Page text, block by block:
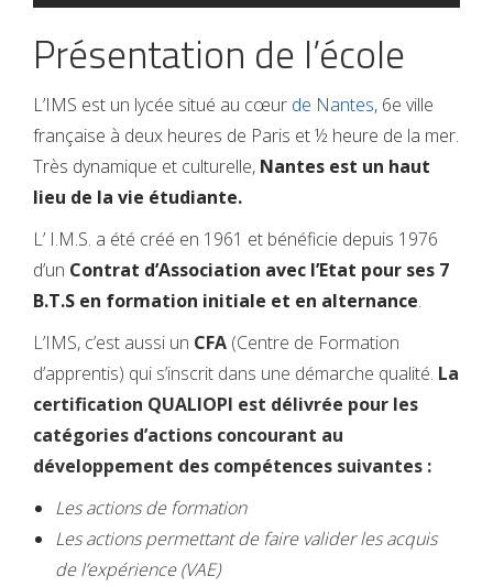
Présentation de l’école
L’IMS est un lycée situé au cœur de Nantes, 6e ville
française à deux heures de Paris et ½ heure de la mer.
Très dynamique et culturelle, Nantes est un haut
lieu de la vie étudiante.
L’ I.M.S. a été créé en 1961 et bénéficie depuis 1976
d’un Contrat d’Association avec l’Etat pour ses 7
B.T.S en formation initiale et en alternance.
L’IMS, c’est aussi un CFA (Centre de Formation
d’apprentis) qui s’inscrit dans une démarche qualité. La
certification QUALIOPI est délivrée pour les
catégories d’actions concourant au
développement des compétences suivantes :
Les actions de formation
Les actions permettant de faire valider les acquis
de l’expérience (VAE)